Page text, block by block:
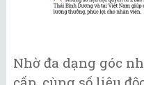
Nhờ đa dạng góc